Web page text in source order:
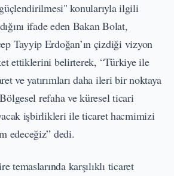
konularıyla ilgili
ifade eden Bakan Bolat,
Tayyip Erdoğan’ın çizdiği vizyon
ettiklerini belirterek, “Türkiye ile
ve yatırımları daha ileri bir noktaya
Bölgesel refaha ve küresel ticari
işbirlikleri ile ticaret hacmimizi
edeceğiz” dedi.
temaslarında karşılıklı ticaret